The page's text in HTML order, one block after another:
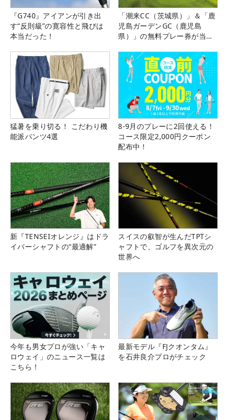
『G740』アイアンが引き出
す“反則級”の寛容性と飛びは
本当だった！
「潮来CC（茨城県）」＆「鹿
児島ガーデンGC（鹿児島
県）」の無料プレー券が当た
猛暑を乗り切る！ こだわり機
能派パンツ4選
8-9月のプレーに2回使える！
コース限定2,000円クーポン
配布中！
新『TENSEIオレンジ』はドラ
イバーシャフトの“最適解”
スイスの叡智が生んだTPTシ
ャフトで、ゴルフを異次元の
世界へ
今年も男女プロが強い「キャ
ロウェイ」のニュース一覧は
こちら！
最新モデル『FJクオンタム』
を石井良介プロがチェック